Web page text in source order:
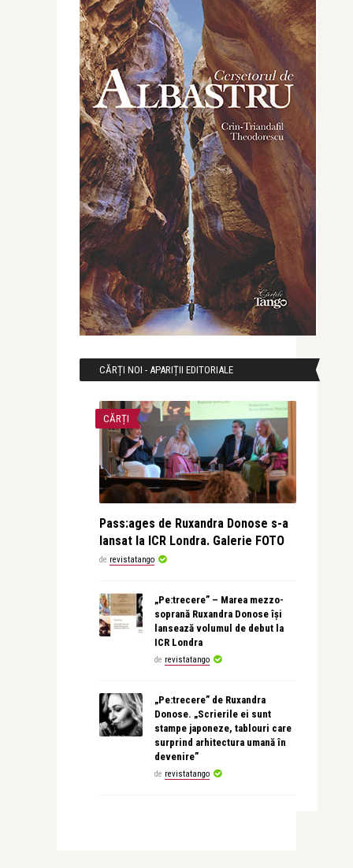
CĂRȚI NOI - APARIȚII EDITORIALE
CĂRȚI
Pass:ages de Ruxandra Donose s-a
lansat la ICR Londra. Galerie FOTO
de revistatango
„Pe:trecere” – Marea mezzo-
soprană Ruxandra Donose își
lansează volumul de debut la
ICR Londra
de revistatango
„Pe:trecere” de Ruxandra
Donose. „Scrierile ei sunt
stampe japoneze, tablouri care
surprind arhitectura umană în
devenire”
de revistatango